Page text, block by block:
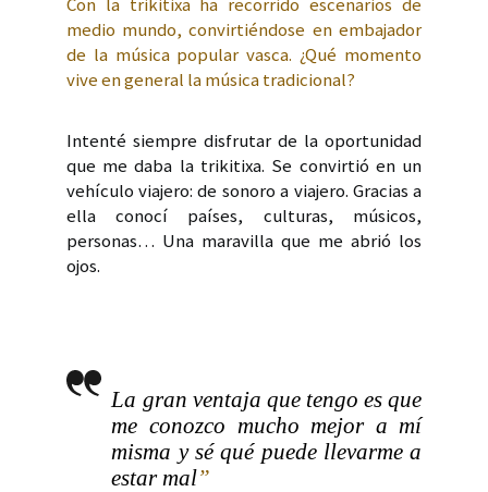
medio mundo, convirtiéndose en embajador
de la música popular vasca. ¿Qué momento
vive en general la música tradicional?
Intenté siempre disfrutar de la oportunidad
que me daba la trikitixa. Se convirtió en un
vehículo viajero: de sonoro a viajero. Gracias a
ella conocí países, culturas, músicos,
personas… Una maravilla que me abrió los
ojos.
La gran ventaja que tengo es que
me conozco mucho mejor a mí
misma y sé qué puede llevarme a
estar mal”